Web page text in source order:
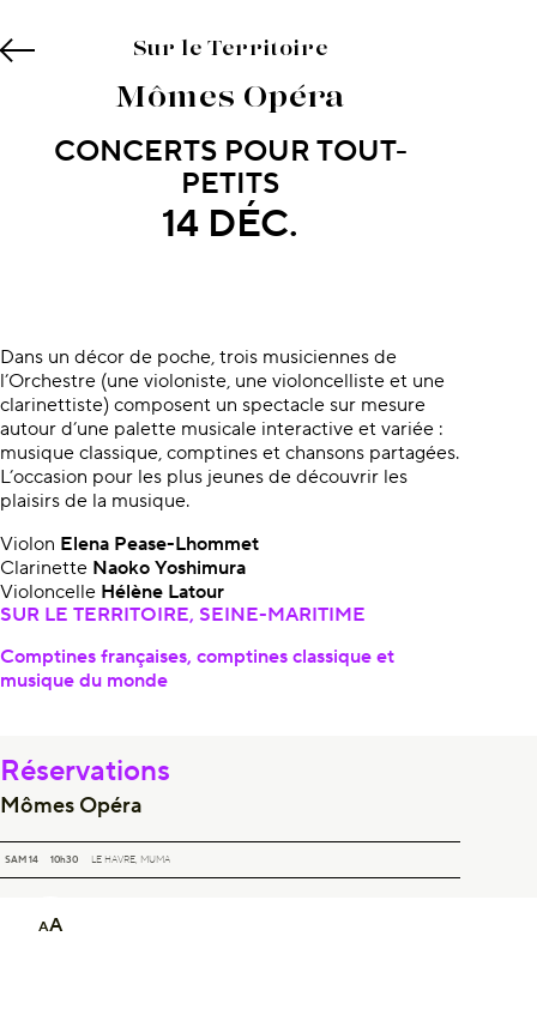
AA
Sur le Territoire
Mômes Opéra
CONCERTS POUR TOUT-
PETITS
14 DÉC.
À propos du concert
Dans un décor de poche, trois musiciennes de
l’Orchestre (une violoniste, une violoncelliste et une
clarinettiste) composent un spectacle sur mesure
autour d’une palette musicale interactive et variée :
musique classique, comptines et chansons partagées.
L’occasion pour les plus jeunes de découvrir les
plaisirs de la musique.
Violon Elena Pease-Lhommet
Clarinette Naoko Yoshimura
Violoncelle Hélène Latour
SUR LE TERRITOIRE, SEINE-MARITIME
Comptines françaises, comptines classique et
musique du monde
Réservations
Mômes Opéra
SAM 14 10h30
MÔMES OPÉRA LE HAVRE, MUMA